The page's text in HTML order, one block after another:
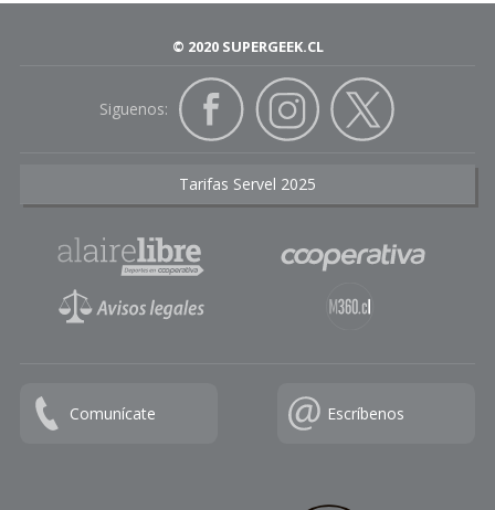
© 2020 SUPERGEEK.CL
Siguenos:
Tarifas Servel 2025
Comunícate Escríbenos